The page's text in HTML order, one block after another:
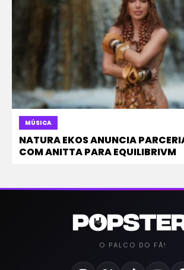
MÚSICA
NATURA EKOS ANUNCIA
COM ANITTA PARA EQUILIBRIVM
O PALCO DO FÃ!